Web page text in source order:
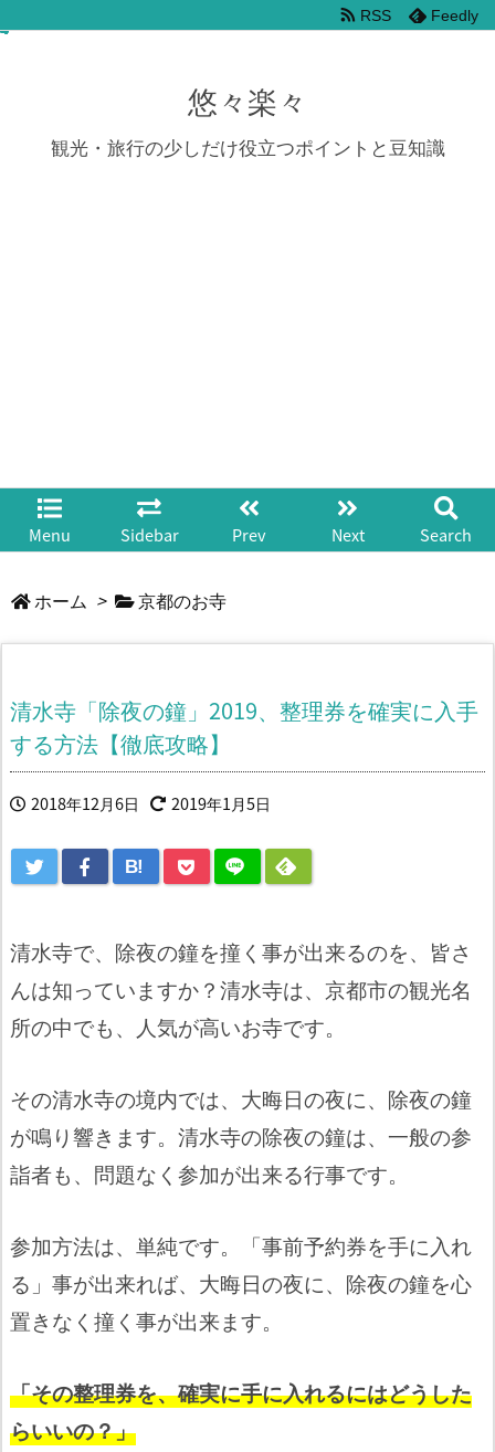
悠々楽々
観光・旅行の少しだけ役立つポイントと豆知識
Menu Sidebar Prev Next Search
RSS Feedly
ホーム > 京都のお寺
清水寺「除夜の鐘」2019、整理券を確実に入手
する方法【徹底攻略】
2018年12月6日 2019年1月5日
B!
清水寺で、除夜の鐘を撞く事が出来るのを、皆さ
んは知っていますか？清水寺は、京都市の観光名
所の中でも、人気が高いお寺です。
その清水寺の境内では、大晦日の夜に、除夜の鐘
が鳴り響きます。清水寺の除夜の鐘は、一般の参
詣者も、問題なく参加が出来る行事です。
参加方法は、単純です。「事前予約券を手に入れ
る」事が出来れば、大晦日の夜に、除夜の鐘を心
置きなく撞く事が出来ます。
「その整理券を、確実に手に入れるにはどうした
らいいの？」